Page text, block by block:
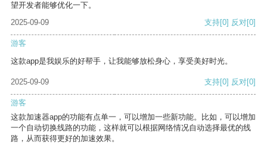
望开发者能够优化一下。
2025-09-09
支持[0] 反对[0]
游客
这款app是我娱乐的好帮手，让我能够放松身心，享受美好时光。
2025-09-09 支持[0] 反对[0]
游客
这款加速器app的功能有点单一，可以增加一些新功能。比如，可以增加
一个自动切换线路的功能，这样就可以根据网络情况自动选择最优的线
路，从而获得更好的加速效果。